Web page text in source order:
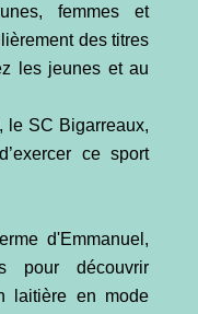
femmes et
des titres
les jeunes et au
le SC Bigarreaux,
ce sport
d'Emmanuel,
pour découvrir
laitière en mode